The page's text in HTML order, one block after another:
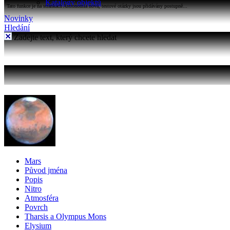
Katalogy objektů
Tato funkce je na stránkách Astronomia nová, testové otázky jsou přidávány postupně...
Novinky
Hledání
Zadejte text, který chcete hledat
Mars
Původ jména
Popis
Nitro
Atmosféra
Povrch
Tharsis a Olympus Mons
Elysium